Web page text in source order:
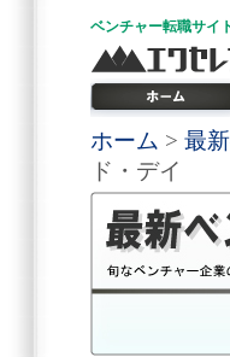
ベンチャー転職サイ
ホーム > 最
ド・デイ